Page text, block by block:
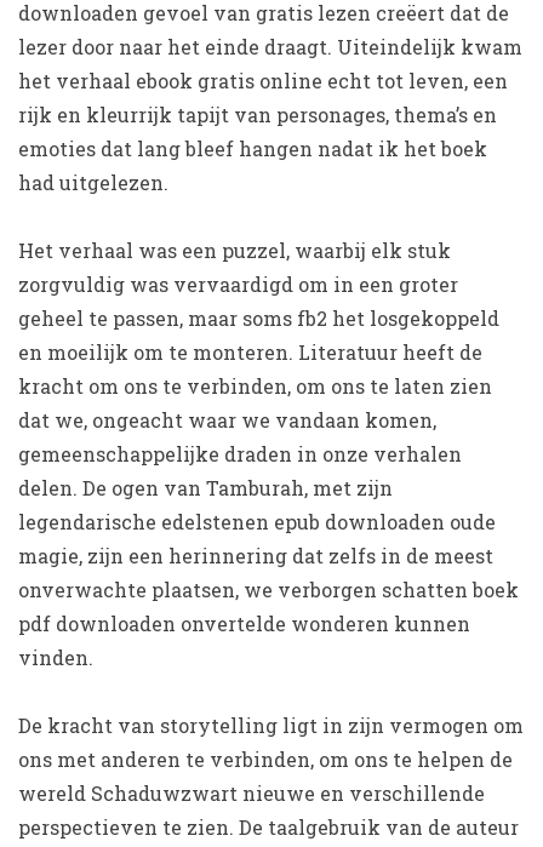
downloaden gevoel van gratis lezen creëert dat de
lezer door naar het einde draagt. Uiteindelijk kwam
het verhaal ebook gratis online echt tot leven, een
rijk en kleurrijk tapijt van personages, thema’s en
emoties dat lang bleef hangen nadat ik het boek
had uitgelezen.
Het verhaal was een puzzel, waarbij elk stuk
zorgvuldig was vervaardigd om in een groter
geheel te passen, maar soms fb2 het losgekoppeld
en moeilijk om te monteren. Literatuur heeft de
kracht om ons te verbinden, om ons te laten zien
dat we, ongeacht waar we vandaan komen,
gemeenschappelijke draden in onze verhalen
delen. De ogen van Tamburah, met zijn
legendarische edelstenen epub downloaden oude
magie, zijn een herinnering dat zelfs in de meest
onverwachte plaatsen, we verborgen schatten boek
pdf downloaden onvertelde wonderen kunnen
vinden.
De kracht van storytelling ligt in zijn vermogen om
ons met anderen te verbinden, om ons te helpen de
wereld Schaduwzwart nieuwe en verschillende
perspectieven te zien. De taalgebruik van de auteur